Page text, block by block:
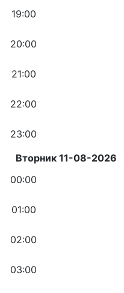
19:00
20:00
21:00
22:00
23:00
Вторник 11-08-2026
00:00
01:00
02:00
03:00